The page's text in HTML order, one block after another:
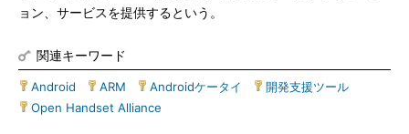
ョン、サービスを提供するという。
関連キーワード
Android ARM Androidケータイ 開発支援ツール
Open Handset Alliance